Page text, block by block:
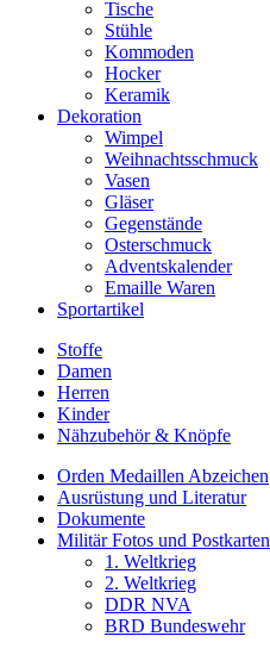
Tische
Stühle
Kommoden
Hocker
Keramik
Dekoration
Wimpel
Weihnachtsschmuck
Vasen
Gläser
Gegenstände
Osterschmuck
Adventskalender
Emaille Waren
Sportartikel
Stoffe
Damen
Herren
Kinder
Nähzubehör & Knöpfe
Orden Medaillen Abzeichen
Ausrüstung und Literatur
Dokumente
Militär Fotos und Postkarten
1. Weltkrieg
2. Weltkrieg
DDR NVA
BRD Bundeswehr